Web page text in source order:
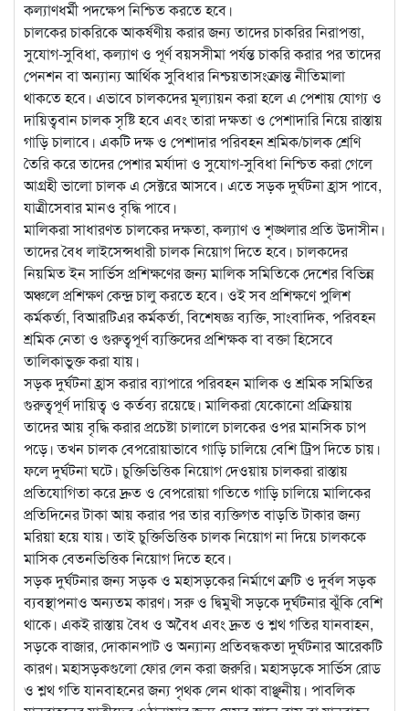
কল্যাণধর্মী পদক্ষেপ নিশ্চিত করতে হবে।
চালকের চাকরিকে আকর্ষণীয় করার জন্য তাদের চাকরির নিরাপত্তা,
সুযোগ-সুবিধা, কল্যাণ ও পূর্ণ বয়সসীমা পর্যন্ত চাকরি করার পর তাদের
পেনশন বা অন্যান্য আর্থিক সুবিধার নিশ্চয়তাসংক্রান্ত নীতিমালা
থাকতে হবে। এভাবে চালকদের মূল্যায়ন করা হলে এ পেশায় যোগ্য ও
দায়িত্ববান চালক সৃষ্টি হবে এবং তারা দক্ষতা ও পেশাদারি নিয়ে রাস্তায়
গাড়ি চালাবে। একটি দক্ষ ও পেশাদার পরিবহন শ্রমিক/চালক শ্রেণি
তৈরি করে তাদের পেশার মর্যাদা ও সুযোগ-সুবিধা নিশ্চিত করা গেলে
আগ্রহী ভালো চালক এ সেক্টরে আসবে। এতে সড়ক দুর্ঘটনা হ্রাস পাবে,
যাত্রীসেবার মানও বৃদ্ধি পাবে।
মালিকরা সাধারণত চালকের দক্ষতা, কল্যাণ ও শৃঙ্খলার প্রতি উদাসীন।
তাদের বৈধ লাইসেন্সধারী চালক নিয়োগ দিতে হবে। চালকদের
নিয়মিত ইন সার্ভিস প্রশিক্ষণের জন্য মালিক সমিতিকে দেশের বিভিন্ন
অঞ্চলে প্রশিক্ষণ কেন্দ্র চালু করতে হবে। ওই সব প্রশিক্ষণে পুলিশ
কর্মকর্তা, বিআরটিএর কর্মকর্তা, বিশেষজ্ঞ ব্যক্তি, সাংবাদিক, পরিবহন
শ্রমিক নেতা ও গুরুত্বপূর্ণ ব্যক্তিদের প্রশিক্ষক বা বক্তা হিসেবে
তালিকাভুক্ত করা যায়।
সড়ক দুর্ঘটনা হ্রাস করার ব্যাপারে পরিবহন মালিক ও শ্রমিক সমিতির
গুরুত্বপূর্ণ দায়িত্ব ও কর্তব্য রয়েছে। মালিকরা যেকোনো প্রক্রিয়ায়
তাদের আয় বৃদ্ধি করার প্রচেষ্টা চালালে চালকের ওপর মানসিক চাপ
পড়ে। তখন চালক বেপরোয়াভাবে গাড়ি চালিয়ে বেশি ট্রিপ দিতে চায়।
ফলে দুর্ঘটনা ঘটে। চুক্তিভিত্তিক নিয়োগ দেওয়ায় চালকরা রাস্তায়
প্রতিযোগিতা করে দ্রুত ও বেপরোয়া গতিতে গাড়ি চালিয়ে মালিকের
প্রতিদিনের টাকা আয় করার পর তার ব্যক্তিগত বাড়তি টাকার জন্য
মরিয়া হয়ে যায়। তাই চুক্তিভিত্তিক চালক নিয়োগ না দিয়ে চালককে
মাসিক বেতনভিত্তিক নিয়োগ দিতে হবে।
সড়ক দুর্ঘটনার জন্য সড়ক ও মহাসড়কের নির্মাণে ত্রুটি ও দুর্বল সড়ক
ব্যবস্থাপনাও অন্যতম কারণ। সরু ও দ্বিমুখী সড়কে দুর্ঘটনার ঝুঁকি বেশি
থাকে। একই রাস্তায় বৈধ ও অবৈধ এবং দ্রুত ও শ্লথ গতির যানবাহন,
সড়কে বাজার, দোকানপাট ও অন্যান্য প্রতিবন্ধকতা দুর্ঘটনার আরেকটি
কারণ। মহাসড়কগুলো ফোর লেন করা জরুরি। মহাসড়কে সার্ভিস রোড
ও শ্লথ গতি যানবাহনের জন্য পৃথক লেন থাকা বাঞ্ছনীয়। পাবলিক